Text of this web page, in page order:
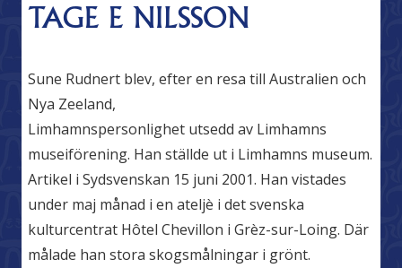
TAGE E NILSSON
Sune Rudnert blev, efter en resa till Australien och
Nya Zeeland,
Limhamnspersonlighet utsedd av Limhamns
museiförening. Han ställde ut i Limhamns museum.
Artikel i Sydsvenskan 15 juni 2001. Han vistades
under maj månad i en ateljè i det svenska
kulturcentrat Hôtel Chevillon i Grèz-sur-Loing. Där
målade han stora skogsmålningar i grönt.